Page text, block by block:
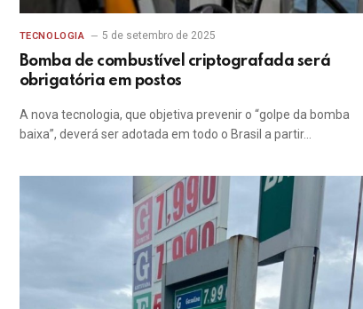
TECNOLOGIA 5 de setembro de 2025
Bomba de combustível criptografada será
obrigatória em postos
A nova tecnologia, que objetiva prevenir o “golpe da bomba
baixa”, deverá ser adotada em todo o Brasil a partir…